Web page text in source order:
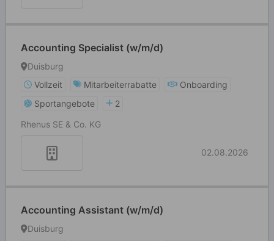
Accounting Specialist (w/m/d)
Duisburg
Vollzeit
Mitarbeiterrabatte
Onboarding
Sportangebote
2
Rhenus SE & Co. KG
02.08.2026
Accounting Assistant (w/m/d)
Duisburg